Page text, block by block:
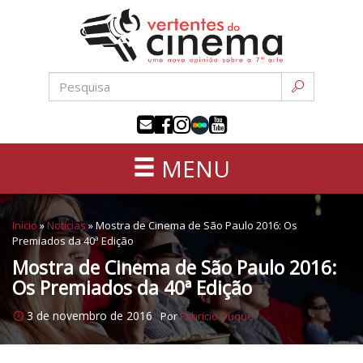
conteúdo
sétima
MENU
Início»Notícias»Mostra de Cinema de São Paulo 2016: Os
Premiados da 40ª Edição
Mostra de Cinema de São Paulo 2016:
Os Premiados da 40ª Edição
3 de novembro de 2016 PorFabricio Duque